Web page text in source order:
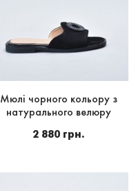
Мюлі чорного кольору з
натурального велюру
2 880 грн.